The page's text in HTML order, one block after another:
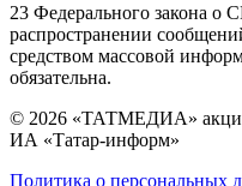
23 Федерального закона о
распространении
средством массовой
обязательна.
© 2026 «ТАТМЕДИА»
ИА «Татар-информ»
Политика о персональных